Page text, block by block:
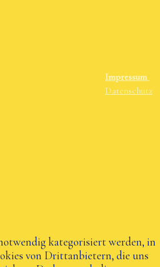
Impressum
Datenschutz
kategorisiert werden, in
von Drittanbietern, die uns